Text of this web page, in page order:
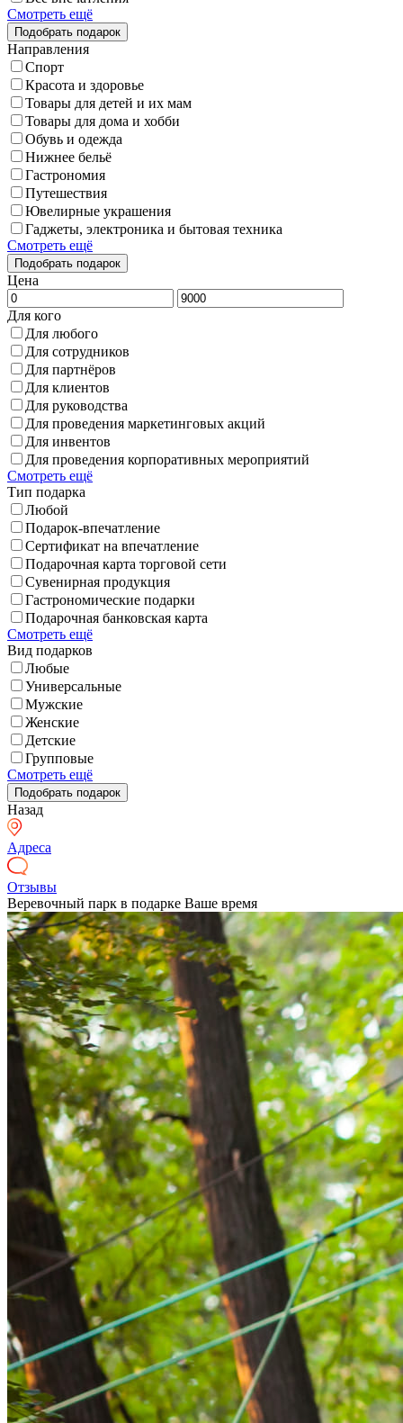
Смотреть ещё
Направления
Спорт
Красота и здоровье
Товары для детей и их мам
Товары для дома и хобби
Обувь и одежда
Нижнее бельё
Гастрономия
Путешествия
Ювелирные украшения
Гаджеты, электроника и бытовая техника
Смотреть ещё
Цена
Для кого
Для любого
Для сотрудников
Для партнёров
Для клиентов
Для руководства
Для проведения маркетинговых акций
Для инвентов
Для проведения корпоративных мероприятий
Смотреть ещё
Тип подарка
Любой
Подарок-впечатление
Сертификат на впечатление
Подарочная карта торговой сети
Сувенирная продукция
Гастрономические подарки
Подарочная банковская карта
Смотреть ещё
Вид подарков
Любые
Универсальные
Мужские
Женские
Детские
Групповые
Смотреть ещё
Назад
Адреса
Отзывы
Веревочный парк в подарке Ваше время